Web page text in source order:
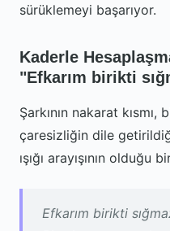
sürüklemeyi başarıyor.
Kaderle
"Efkarım birikti
Şarkının nakarat kısmı,
çaresizliğin dile
ışığı arayışının olduğu
Efkarım birikti